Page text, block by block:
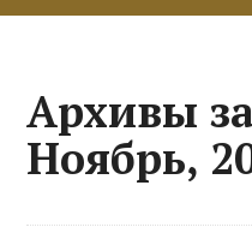
Архивы
Ноябрь,